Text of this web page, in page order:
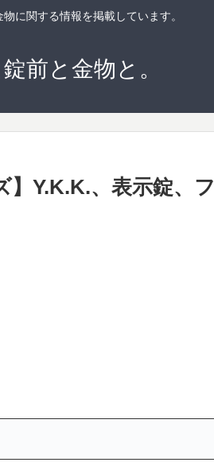
に関する情報を掲載しています。
前と金物と。
Y.K.K.、表示錠、フ